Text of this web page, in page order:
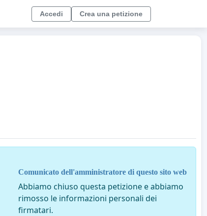
Accedi Crea una petizione
Comunicato dell'amministratore di questo sito web
Abbiamo chiuso questa petizione e abbiamo
rimosso le informazioni personali dei
firmatari.